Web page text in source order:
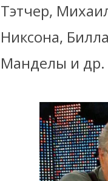
Тэтчер,
Никсона,
Манделы и др.